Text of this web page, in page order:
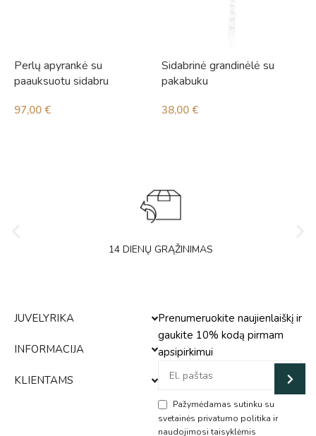
Perlų apyrankė su
paauksuotu sidabru
97,00 €
Sidabrinė grandinėlė su
pakabuku
38,00 €
14 DIENŲ GRĄŽINIMAS
JUVELYRIKA
INFORMACIJA
KLIENTAMS
Prenumeruokite naujienlaiškį ir
gaukite 10% kodą pirmam
apsipirkimui
Pažymėdamas sutinku su
svetainės privatumo politika ir
naudojimosi taisyklėmis